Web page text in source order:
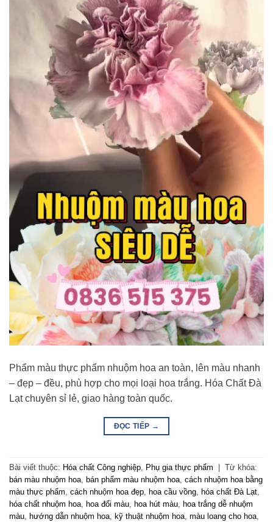
Phẩm màu thực phẩm nhuộm hoa an toàn, lên màu nhanh
– đẹp – đều, phù hợp cho mọi loại hoa trắng. Hóa Chất Đà
Lạt chuyên sỉ lẻ, giao hàng toàn quốc.
ĐỌC TIẾP →
Bài viết thuộc: Hóa chất Công nghiệp, Phụ gia thực phẩm
Từ khóa:
bán màu nhuộm hoa, bán phẩm màu nhuộm hoa, cách nhuộm hoa bằng
màu thực phẩm, cách nhuộm hoa đẹp, hoa cầu vồng, hóa chất Đà Lạt,
hóa chất nhuộm hoa, hoa đổi màu, hoa hút màu, hoa trắng dễ nhuộm
màu, hướng dẫn nhuộm hoa, kỹ thuật nhuộm hoa, màu loang cho hoa,